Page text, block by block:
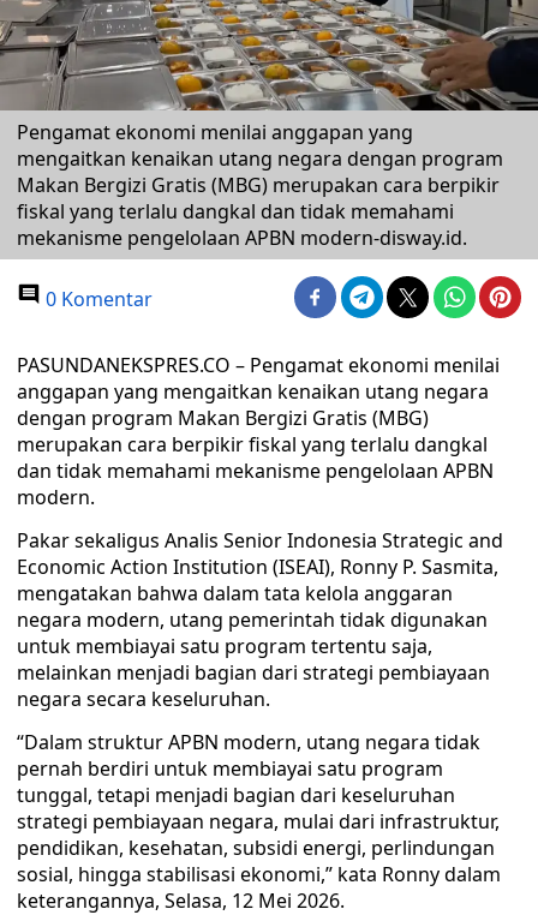
Pengamat ekonomi menilai anggapan yang
mengaitkan kenaikan utang negara dengan program
Makan Bergizi Gratis (MBG) merupakan cara berpikir
fiskal yang terlalu dangkal dan tidak memahami
mekanisme pengelolaan APBN modern-disway.id.
0 Komentar
PASUNDANEKSPRES.CO – Pengamat ekonomi menilai
anggapan yang mengaitkan kenaikan utang negara
dengan program Makan Bergizi Gratis (MBG)
merupakan cara berpikir fiskal yang terlalu dangkal
dan tidak memahami mekanisme pengelolaan APBN
modern.
Pakar sekaligus Analis Senior Indonesia Strategic and
Economic Action Institution (ISEAI), Ronny P. Sasmita,
mengatakan bahwa dalam tata kelola anggaran
negara modern, utang pemerintah tidak digunakan
untuk membiayai satu program tertentu saja,
melainkan menjadi bagian dari strategi pembiayaan
negara secara keseluruhan.
“Dalam struktur APBN modern, utang negara tidak
pernah berdiri untuk membiayai satu program
tunggal, tetapi menjadi bagian dari keseluruhan
strategi pembiayaan negara, mulai dari infrastruktur,
pendidikan, kesehatan, subsidi energi, perlindungan
sosial, hingga stabilisasi ekonomi,” kata Ronny dalam
keterangannya, Selasa, 12 Mei 2026.